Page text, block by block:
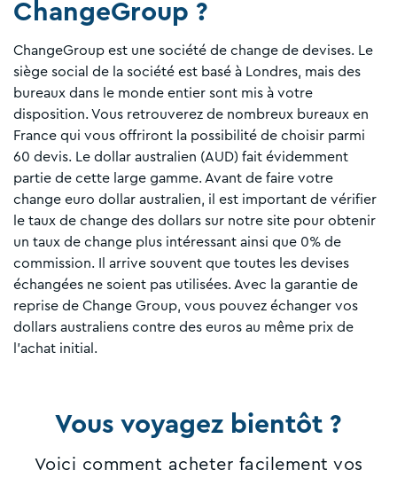
ChangeGroup ?
ChangeGroup est une société de change de devises. Le
siège social de la société est basé à Londres, mais des
bureaux dans le monde entier sont mis à votre
disposition. Vous retrouverez de nombreux bureaux en
France qui vous offriront la possibilité de choisir parmi
60 devis. Le dollar australien (AUD) fait évidemment
partie de cette large gamme. Avant de faire votre
change euro dollar australien, il est important de vérifier
le taux de change des dollars sur notre site pour obtenir
un taux de change plus intéressant ainsi que 0% de
commission. Il arrive souvent que toutes les devises
échangées ne soient pas utilisées. Avec la garantie de
reprise de Change Group, vous pouvez échanger vos
dollars australiens contre des euros au même prix de
l’achat initial.
Vous voyagez bientôt ?
Voici comment acheter facilement vos